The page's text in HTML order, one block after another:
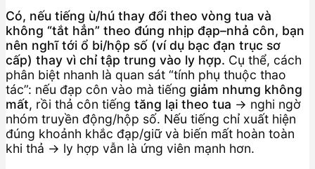
Có, nếu tiếng ù/hú thay đổi theo vòng tua và
không “tắt hẳn” theo đúng nhịp đạp–nhả côn, bạn
nên nghĩ tới ổ bi/hộp số (ví dụ bạc đạn trục sơ
cấp) thay vì chỉ tập trung vào ly hợp. Cụ thể, cách
phân biệt nhanh là quan sát “tính phụ thuộc thao
tác”: nếu đạp côn vào mà tiếng giảm nhưng không
mất, rồi thả côn tiếng tăng lại theo tua → nghi ngờ
nhóm truyền động/hộp số. Nếu tiếng chỉ xuất hiện
đúng khoảnh khắc đạp/giữ và biến mất hoàn toàn
khi thả → ly hợp vẫn là ứng viên mạnh hơn.